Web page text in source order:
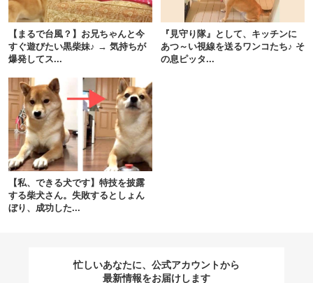
【まるで台風？】お兄ちゃんと今
すぐ遊びたい黒柴妹♪ → 気持ちが
爆発してス...
『見守り隊』として、キッチンに
あつ～い視線を送るワンコたち♪ そ
の息ピッタ...
【私、できる犬です】特技を披露
する柴犬さん。失敗するとしょん
ぼり、成功した...
忙しいあなたに、公式アカウントから
最新情報をお届けします
pecodogs
いぬ部をフォロー
アプリをダウンロードする